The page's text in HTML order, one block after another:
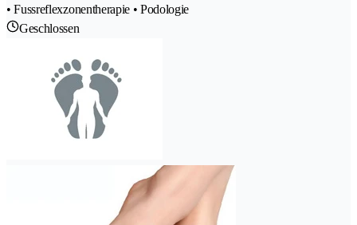
• Fussreflexzonentherapie • Podologie
Geschlossen